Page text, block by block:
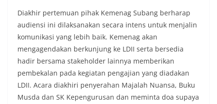
Diakhir pertemuan pihak Kemenag Subang berharap
audiensi ini dilaksanakan secara intens untuk menjalin
komunikasi yang lebih baik. Kemenag akan
mengagendakan berkunjung ke LDII serta bersedia
hadir bersama stakeholder lainnya memberikan
pembekalan pada kegiatan pengajian yang diadakan
LDII. Acara diakhiri penyerahan Majalah Nuansa, Buku
Musda dan SK Kepengurusan dan meminta doa supaya